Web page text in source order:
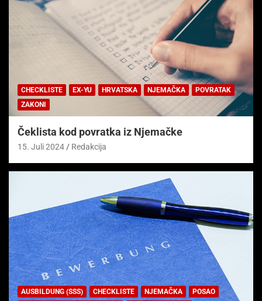
CHECKLISTE EX-YU HRVATSKA NJEMAČKA
POVRATAK
ZAKONI
Čeklista kod povratka iz Njemačke
15. Juli 2024 Redakcija
AUSBILDUNG (SSS) CHECKLISTE NJEMAČKA
POSAO